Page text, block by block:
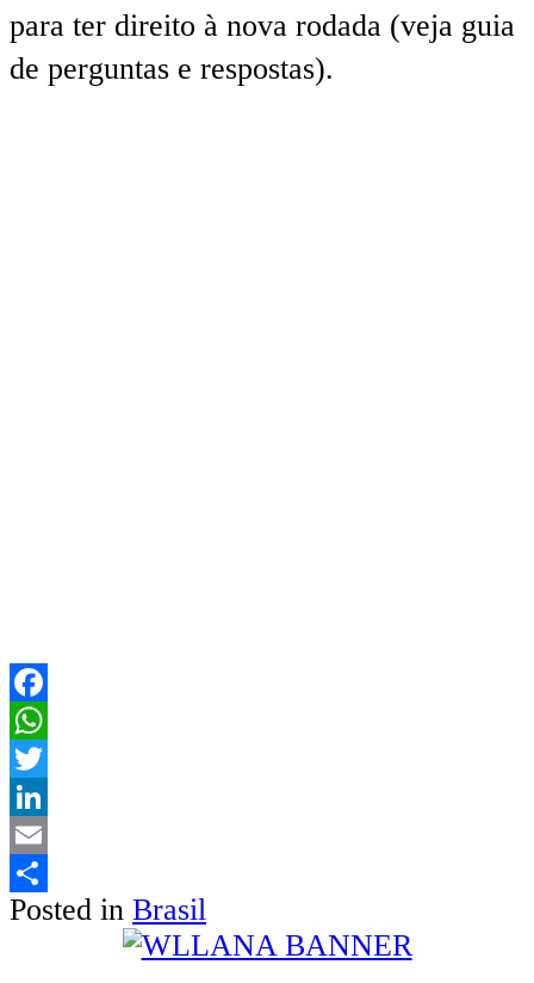
para ter direito à nova rodada (veja guia
de perguntas e respostas).
Facebook
WhatsApp
Twitter
LinkedIn
Email
Share
Posted in Brasil